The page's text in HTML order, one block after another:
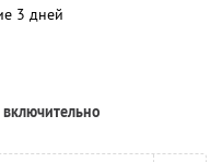
3 дней